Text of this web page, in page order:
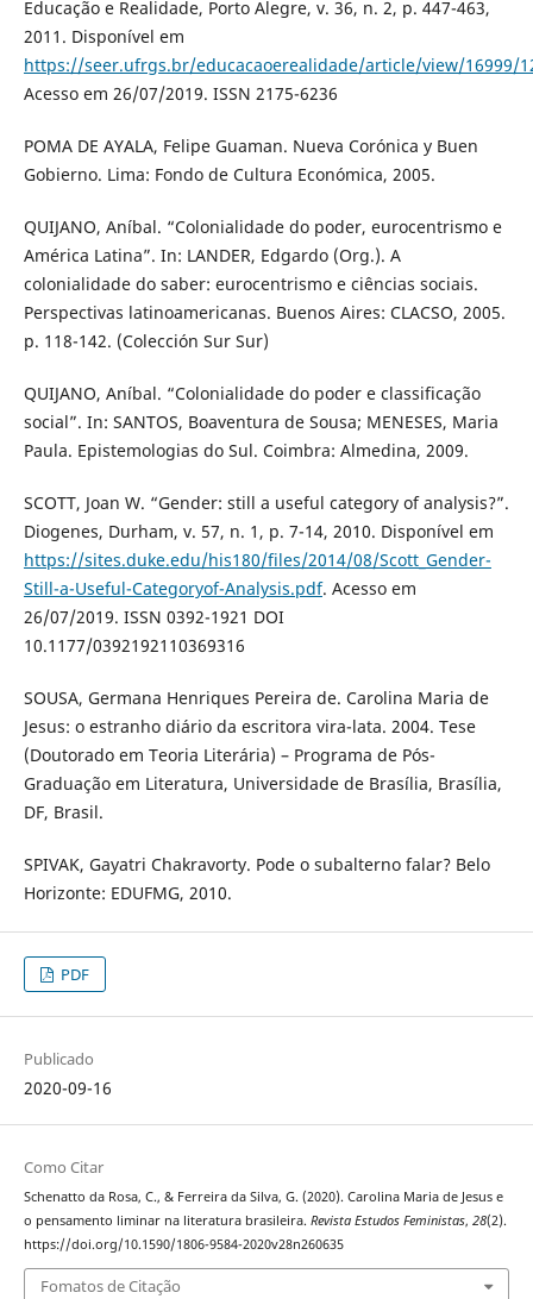
Educação e Realidade, Porto Alegre, v. 36, n. 2, p. 447-463,
2011. Disponível em
https://seer.ufrgs.br/educacaoerealidade/article/view/16999/
Acesso em 26/07/2019. ISSN 2175-6236
POMA DE AYALA, Felipe Guaman. Nueva Corónica y Buen
Gobierno. Lima: Fondo de Cultura Económica, 2005.
QUIJANO, Aníbal. “Colonialidade do poder, eurocentrismo e
América Latina”. In: LANDER, Edgardo (Org.). A
colonialidade do saber: eurocentrismo e ciências sociais.
Perspectivas latinoamericanas. Buenos Aires: CLACSO, 2005.
p. 118-142. (Colección Sur Sur)
QUIJANO, Aníbal. “Colonialidade do poder e classificação
social”. In: SANTOS, Boaventura de Sousa; MENESES, Maria
Paula. Epistemologias do Sul. Coimbra: Almedina, 2009.
SCOTT, Joan W. “Gender: still a useful category of analysis?”.
Diogenes, Durham, v. 57, n. 1, p. 7-14, 2010. Disponível em
https://sites.duke.edu/his180/files/2014/08/Scott_Gender-
Still-a-Useful-Categoryof-Analysis.pdf. Acesso em
26/07/2019. ISSN 0392-1921 DOI
10.1177/0392192110369316
SOUSA, Germana Henriques Pereira de. Carolina Maria de
Jesus: o estranho diário da escritora vira-lata. 2004. Tese
(Doutorado em Teoria Literária) – Programa de Pós-
Graduação em Literatura, Universidade de Brasília, Brasília,
DF, Brasil.
SPIVAK, Gayatri Chakravorty. Pode o subalterno falar? Belo
Horizonte: EDUFMG, 2010.
PDF
Publicado
2020-09-16
Como Citar
Schenatto da Rosa, C., & Ferreira da Silva, G. (2020). Carolina Maria de Jesus e
o pensamento liminar na literatura brasileira. Revista Estudos Feministas, 28(2).
https://doi.org/10.1590/1806-9584-2020v28n260635
Fomatos de Citação